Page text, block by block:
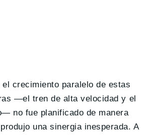
crecimiento paralelo de estas
—el tren de alta velocidad y el
no fue planificado de manera
una sinergia inesperada. A